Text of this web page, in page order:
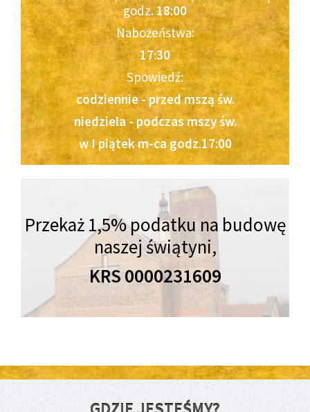
godz.18:00
Nabożeństwa:
17:30
Spowiedź:
codziennie - przed mszą św.
niedziela - podczas mszy św.
w I piątek m-ca godz.17:00
Przekaż 1,5% podatku na budowę
naszej świątyni,
KRS 0000231609